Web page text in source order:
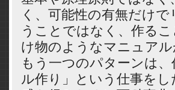
く、可能性の有無だけ
うことではなく、作る
け物のようなマニュアル
もう一つのパターンは
ル作り」という仕事を